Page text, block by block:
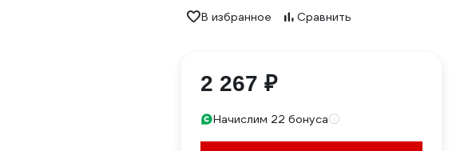
В избранное Сравнить
2 267 ₽
Начислим 22 бонуса